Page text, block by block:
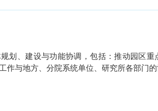
划、建设与功能协调，包括：推动园区
作与地方、分院系统单位、研究所各部门的